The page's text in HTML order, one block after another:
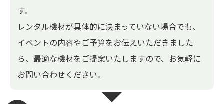
す。
レンタル機材が具体的に決まっていない場合でも、
イベントの内容やご予算をお伝えいただきました
ら、最適な機材をご提案いたしますので、お気軽に
お問い合わせください。